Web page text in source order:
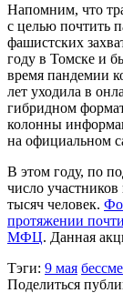
Напомним, что
с целью почтить
фашистских
году в Томске и
время пандемии
лет уходила в
гибридном
колонны
на официальном
В этом году, по
число
тысяч человек.
протяжении
МФЦ. Данная
Тэги: 9 мая
Поделиться